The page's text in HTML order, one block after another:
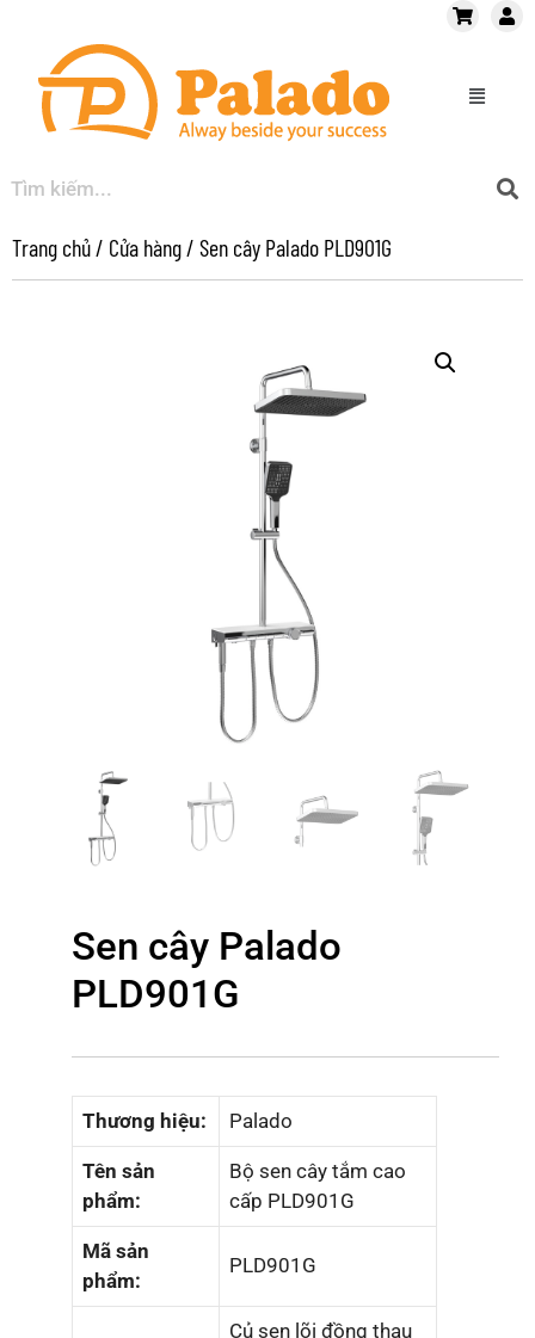
Trang chủ/ Cửa hàng/ Sen cây Palado PLD901G
Sen cây Palado
PLD901G
Thương hiệu: Palado
Tên sản
phẩm:
Bộ sen cây tắm cao
cấp PLD901G
Mã sản
phẩm:
PLD901G
Củ sen lõi đồng thau